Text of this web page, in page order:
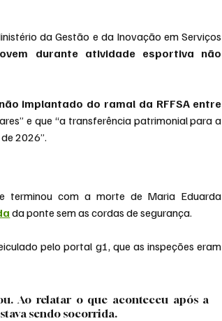
da Gestão e da Inovação em Serviços
durante atividade esportiva não
implantado do ramal da RFFSA entre
e que “a transferência patrimonial para a
2026”.
da ponte sem as cordas de segurança.
pelo portal g1, que as inspeções eram
Ao relatar o que aconteceu após a
sendo socorrida.